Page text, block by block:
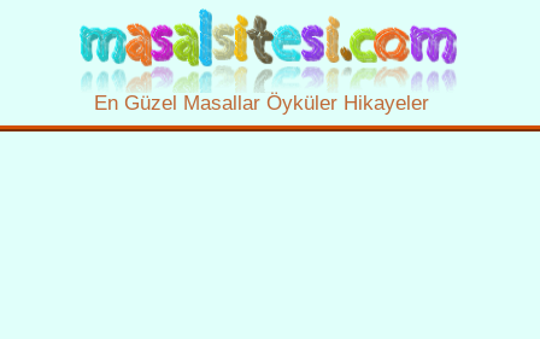
En Güzel Masallar Öyküler Hikayeler